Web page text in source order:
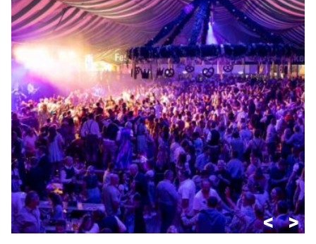
< >